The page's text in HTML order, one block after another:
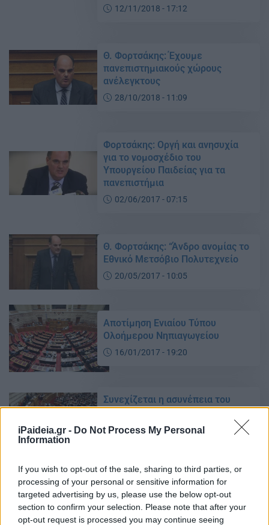
iPaideia.gr - Do Not Process My Personal
Information
If you wish to opt-out of the sale, sharing to third parties, or
processing of your personal or sensitive information for
targeted advertising by us, please use the below opt-out
section to confirm your selection. Please note that after your
opt-out request is processed you may continue seeing
12/11/2018 - 17:12
Θ. Φορτσάκης: Έχουμε
πανεπιστημιακούς χώρους
ανέλεγκτους
28/10/2018 - 11:09
Φορτσάκης: Οργή και ανησυχία
για το νομοσχέδιο του
Υπουργείου Παιδείας για τα
πανεπιστήμια
02/06/2017 - 07:15
Θ. Φορτσάκης: “Άνδρο ανομίας το
Εθνικό Μετσόβιο Πολυτεχνείο
20/05/2017 - 10:05
Αποτίμηση Ενιαίου Τύπου
Ολοήμερου Νηπιαγωγείου
16/01/2017 - 19:20
Συνεχίζεται η ασυνέπεια του
Υπουργείου Παιδείας προς τους
εκπαιδευτές ΔΙΕΚ
‘Συνεχίζεται η ασυνέπεια του
Υπουργείου Παιδείας προς τους
εκπαιδευτές ΔΙΕΚ”